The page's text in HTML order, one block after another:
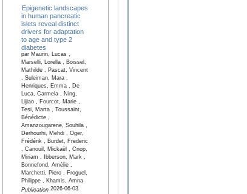
Epigenetic landscapes
in human pancreatic
islets reveal distinct
drivers for adaptation
to age and type 2
diabetes
par Maurin, Lucas ,
Marselli, Lorella , Boissel,
Mathilde , Pascat, Vincent
, Suleiman, Mara ,
Henriques, Emma , De
Luca, Carmela , Ning,
Lijiao , Fourcot, Marie ,
Tesi, Marta , Toussaint,
Bénédicte ,
Amanzougarene, Souhila ,
Derhourhi, Mehdi , Oger,
Frédérik , Burdet, Frederic
, Canouil, Mickaël , Cnop,
Miriam , Ibberson, Mark ,
Bonnefond, Amélie ,
Marchetti, Piero , Froguel,
Philippe , Khamis, Amna
Publication2026-06-03